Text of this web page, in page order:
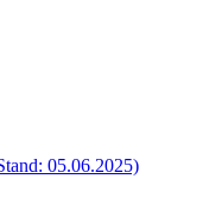
05.06.2025)